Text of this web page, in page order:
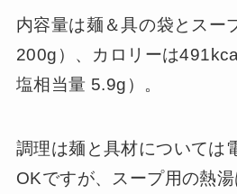
内容量は麺＆具の袋とス
200g）、カロリーは
塩相当量 5.9g）。
調理は麺と具材については
OKですが、スープ用の熱